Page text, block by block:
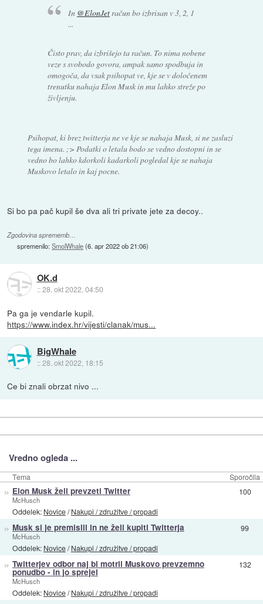
In @ElonJetračun bo izbrisan v 3, 2, 1
...
Čisto prav, da izbrišejo ta račun. To nima nobene
veze s svobodo govora, ampak samo spodbuja in
omogoča, da vsak psihopat ve, kje se v določenem
trenutku nahaja Elon Musk in mu lahko streže po
življenju.
Psihopat, ki brez twitterja ne ve kje se nahaja Musk, si ne zasluzi
tega imena. ;> Podatki o letalu bodo se vedno dostopni in se
vedno bo lahko kdorkoli kadarkoli pogledal kje se nahaja
Muskovo letalo in kaj pocne.
Si bo pa pač kupil še dva ali tri private jete za decoy..
Zgodovina sprememb…
spremenilo:SmolWhale(6. apr 2022 ob 21:06)
OK.d
::28. okt 2022, 04:50
Pa ga je vendarle kupil.
https://www.index.hr/vijesti/clanak/mus...
BigWhale
::28. okt 2022, 18:15
Ce bi znali obrzat nivo ...
Vredno ogleda ...
Tema Sporočila
» Elon Musk želi prevzeti Twitter
McHusch
Oddelek: Novice/Nakupi / združitve / propadi
100
» Musk si je premislil in ne želi kupiti Twitterja
McHusch
Oddelek: Novice/Nakupi / združitve / propadi
99
» Twitterjev odbor naj bi motril Muskovo prevzemno
ponudbo - in jo sprejel
McHusch
Oddelek: Novice/Nakupi / združitve / propadi
132